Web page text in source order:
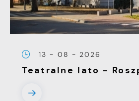
13 - 08 - 2026
Teatralne lato -